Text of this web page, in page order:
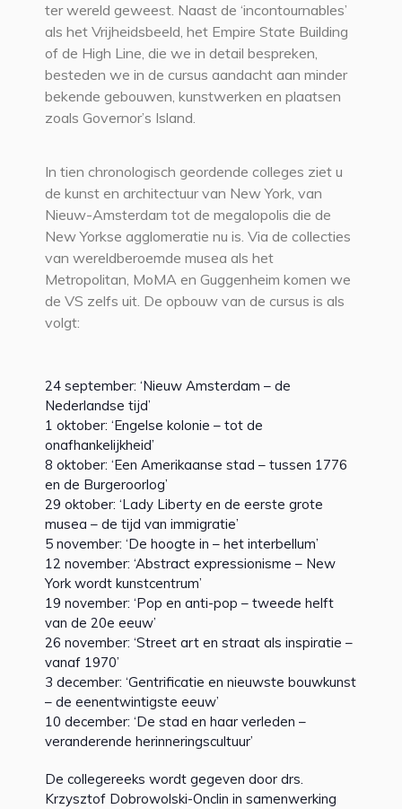
ter wereld geweest. Naast de ‘incontournables’
als het Vrijheidsbeeld, het Empire State Building
of de High Line, die we in detail bespreken,
besteden we in de cursus aandacht aan minder
bekende gebouwen, kunstwerken en plaatsen
zoals Governor’s Island.
In tien chronologisch geordende colleges ziet u
de kunst en architectuur van New York, van
Nieuw-Amsterdam tot de megalopolis die de
New Yorkse agglomeratie nu is. Via de collecties
van wereldberoemde musea als het
Metropolitan, MoMA en Guggenheim komen we
de VS zelfs uit. De opbouw van de cursus is als
volgt:
24 september: ‘Nieuw Amsterdam – de
Nederlandse tijd’
1 oktober: ‘Engelse kolonie – tot de
onafhankelijkheid’
8 oktober: ‘Een Amerikaanse stad – tussen 1776
en de Burgeroorlog’
29 oktober: ‘Lady Liberty en de eerste grote
musea – de tijd van immigratie’
5 november: ‘De hoogte in – het interbellum’
12 november: ‘Abstract expressionisme – New
York wordt kunstcentrum’
19 november: ‘Pop en anti-pop – tweede helft
van de 20e eeuw’
26 november: ‘Street art en straat als inspiratie –
vanaf 1970’
3 december: ‘Gentrificatie en nieuwste bouwkunst
– de eenentwintigste eeuw’
10 december: ‘De stad en haar verleden –
veranderende herinneringscultuur’
De collegereeks wordt gegeven door drs.
Krzysztof Dobrowolski-Onclin in samenwerking